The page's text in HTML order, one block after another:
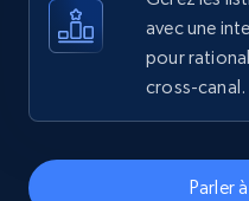
5.6K+ 875+
avec une
pour
cross-canal.
Parler